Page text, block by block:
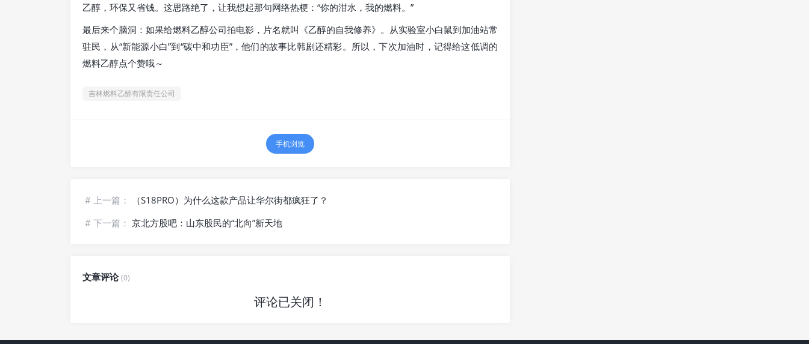
乙醇，环保又省钱。这思路绝了，让我想起那句网络热梗：“你的泔水，我的燃料。”
最后来个脑洞：如果给燃料乙醇公司拍电影，片名就叫《乙醇的自我修养》。从实验室小白鼠到加油站常
驻民，从“新能源小白”到“碳中和功臣”，他们的故事比韩剧还精彩。所以，下次加油时，记得给这低调的
燃料乙醇点个赞哦～
吉林燃料乙醇有限责任公司
手机浏览
# 上一篇：
（S18PRO）为什么这款产品让华尔街都疯狂了？
# 下一篇： 京北方股吧：山东股民的“北向”新天地
文章评论(0)
评论已关闭！